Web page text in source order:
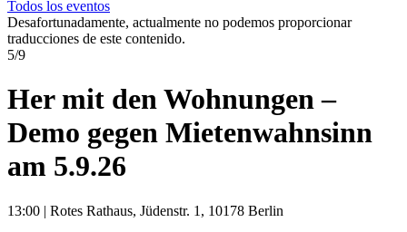
Todos los eventos
Desafortunadamente, actualmente no podemos proporcionar
traducciones de este contenido.
5/9
Her mit den Wohnungen –
Demo gegen Mietenwahnsinn
am 5.9.26
13:00 | Rotes Rathaus, Jüdenstr. 1, 10178 Berlin